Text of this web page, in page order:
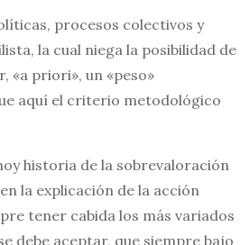
procesos colectivos y
la cual niega la posibilidad de
«a priori», un «peso»
aquí el criterio metodológico
historia de la sobrevaloración
la explicación de la acción
tener cabida los más variados
debe aceptar, que siempre bajo